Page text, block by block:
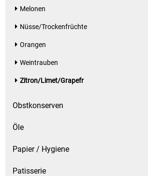
Melonen
Nüsse/Trockenfrüchte
Orangen
Weintrauben
Zitron/Limet/Grapefr
Obstkonserven
Öle
Papier / Hygiene
Patisserie